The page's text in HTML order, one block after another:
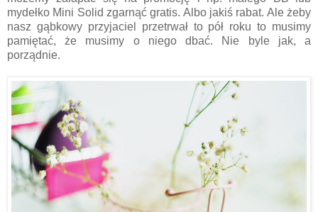
mydełko Mini Solid zgarnąć gratis. Albo jakiś rabat. Ale żeby
nasz gąbkowy przyjaciel przetrwał to pół roku to musimy
pamiętać, że musimy o niego dbać. Nie byle jak, a
porządnie.